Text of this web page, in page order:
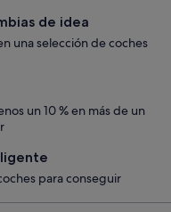
de idea
una selección de coches
un 10 % en más de un
para conseguir